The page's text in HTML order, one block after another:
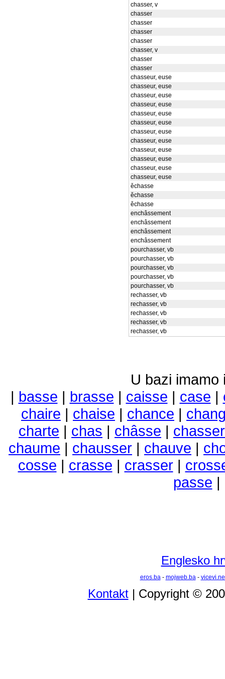
chasser, v
chasser
chasser
chasser
chasser
chasser, v
chasser
chasser
chasseur, euse
chasseur, euse
chasseur, euse
chasseur, euse
chasseur, euse
chasseur, euse
chasseur, euse
chasseur, euse
chasseur, euse
chasseur, euse
chasseur, euse
chasseur, euse
ěchasse
ěchasse
ěchasse
enchâssement
enchâssement
enchâssement
enchâssement
pourchasser, vb
pourchasser, vb
pourchasser, vb
pourchasser, vb
pourchasser, vb
rechasser, vb
rechasser, vb
rechasser, vb
rechasser, vb
rechasser, vb
U bazi imamo
| basse | brasse | caisse | case |
chaire | chaise | chance |
charte | chas | châsse | chasser
chaume | chausser | chauve |
cosse | crasse | crasser|
passe |
Englesko
eros.ba- mojweb.ba-
Kontakt| Copyright ©